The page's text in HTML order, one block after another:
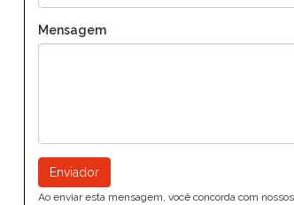
Mensagem
Ao enviar esta mensagem, você concorda com nossos